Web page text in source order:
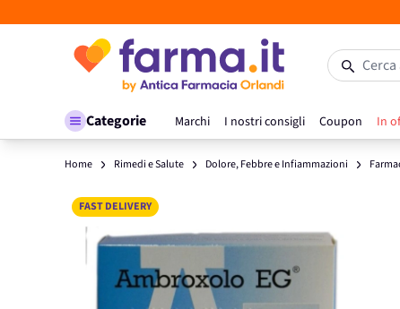
Salta al contenuto
Categorie Marchi I nostri consigli Coupon In
Home Rimedi e Salute Dolore, Febbre e Infiammazioni
FAST DELIVERY
Main image
Click to view image in fullscreen